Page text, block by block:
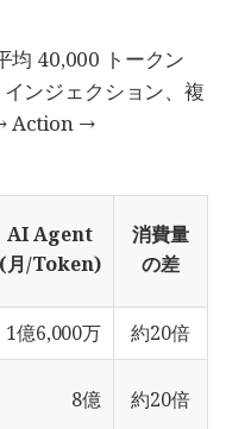
均 40,000 トークン
インジェクション、複
Action →
AI Agent
(月/Token)
消費量
の差
1億6,000万
約20倍
8億 約20倍